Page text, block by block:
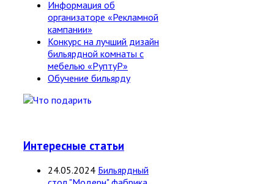
Информация об
организаторе «Рекламной
кампании»
Конкурс на лучший дизайн
бильярдной комнаты с
мебелью «РуптуР»
Обучение бильярду
Интересные статьи
24.05.2024 Бильярдный